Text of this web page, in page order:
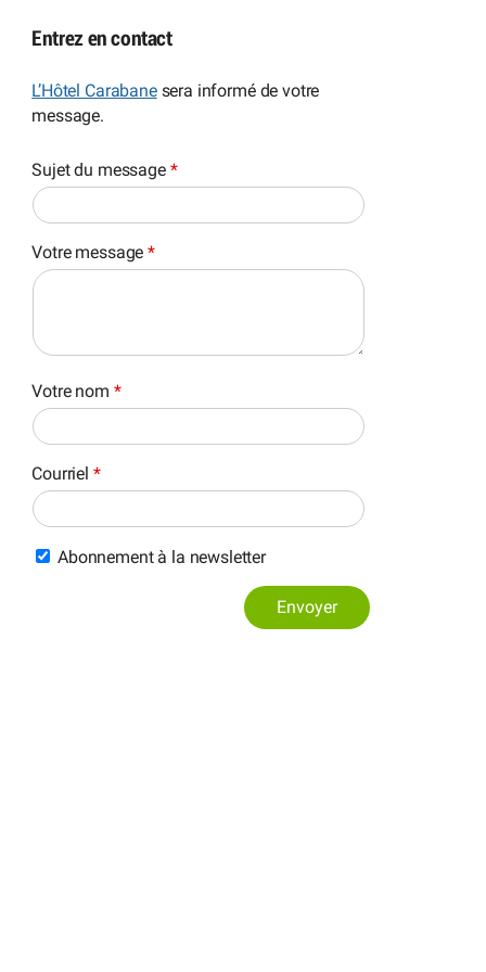
Entrez en contact
L’Hôtel Carabanesera informé de votre
message.
Sujet du message *
Votre message*
Votre nom *
Courriel *
Abonnement à la newsletter
Envoyer